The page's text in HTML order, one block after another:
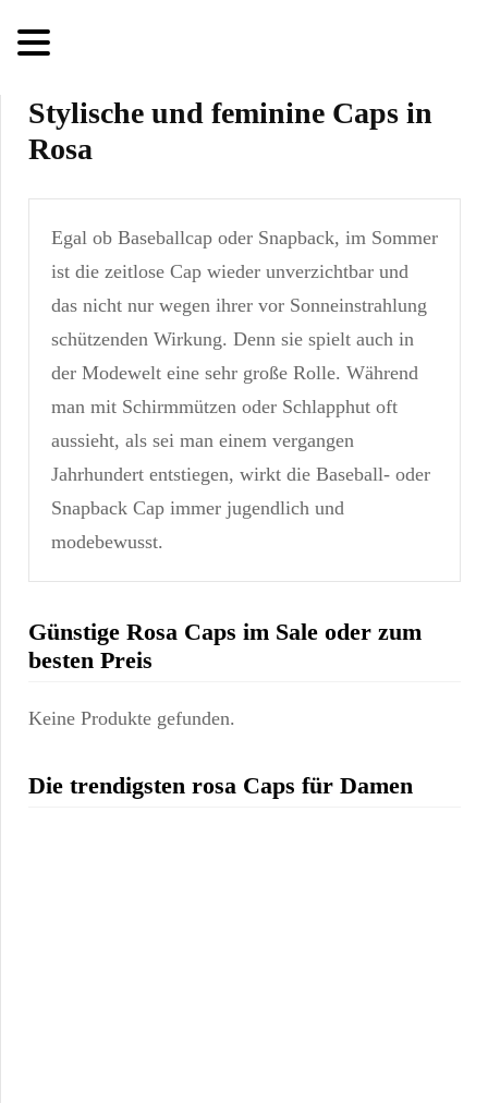
Stylische und feminine Caps in
Rosa
Egal ob Baseballcap oder Snapback, im Sommer
ist die zeitlose Cap wieder unverzichtbar und
das nicht nur wegen ihrer vor Sonneinstrahlung
schützenden Wirkung. Denn sie spielt auch in
der Modewelt eine sehr große Rolle. Während
man mit Schirmmützen oder Schlapphut oft
aussieht, als sei man einem vergangen
Jahrhundert entstiegen, wirkt die Baseball- oder
Snapback Cap immer jugendlich und
modebewusst.
Günstige Rosa Caps im Sale oder zum
besten Preis
Keine Produkte gefunden.
Die trendigsten rosa Caps für Damen